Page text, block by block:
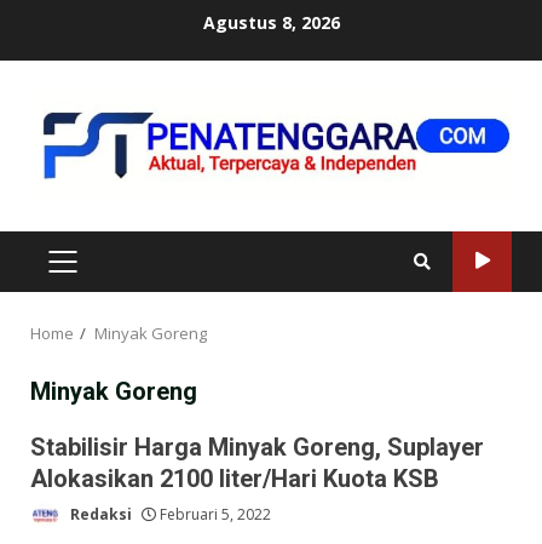
Agustus 8, 2026
PRIMARY
MENU
Home Minyak Goreng
Minyak Goreng
Stabilisir Harga Minyak Goreng, Suplayer
Alokasikan 2100 liter/Hari Kuota KSB
Redaksi Februari 5, 2022